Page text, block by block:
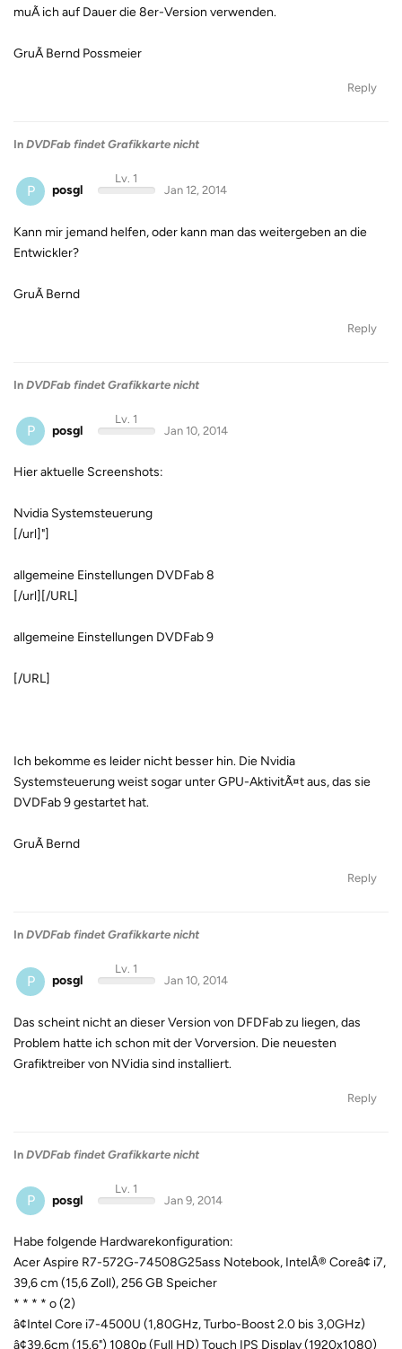
muÃ ich auf Dauer die 8er-Version verwenden.
GruÃ Bernd Possmeier
Reply
In DVDFab findet Grafikkarte nicht
P posgl
Lv. 1
Jan 12, 2014
Kann mir jemand helfen, oder kann man das weitergeben an die
Entwickler?
GruÃ Bernd
Reply
In DVDFab findet Grafikkarte nicht
P posgl
Lv. 1
Jan 10, 2014
Hier aktuelle Screenshots:
Nvidia Systemsteuerung
[/url]"]
allgemeine Einstellungen DVDFab 8
[/url][/URL]
allgemeine Einstellungen DVDFab 9
[/URL]
Ich bekomme es leider nicht besser hin. Die Nvidia
Systemsteuerung weist sogar unter GPU-AktivitÃ¤t aus, das sie
DVDFab 9 gestartet hat.
GruÃ Bernd
Reply
In DVDFab findet Grafikkarte nicht
P posgl
Lv. 1
Jan 10, 2014
Das scheint nicht an dieser Version von DFDFab zu liegen, das
Problem hatte ich schon mit der Vorversion. Die neuesten
Grafiktreiber von NVidia sind installiert.
Reply
In DVDFab findet Grafikkarte nicht
P posgl
Lv. 1
Jan 9, 2014
Habe folgende Hardwarekonfiguration:
Acer Aspire R7-572G-74508G25ass Notebook, IntelÂ® Coreâ¢ i7,
39,6 cm (15,6 Zoll), 256 GB Speicher
* * * * o (2)
â¢Intel Core i7-4500U (1,80GHz, Turbo-Boost 2.0 bis 3,0GHz)
â¢39.6cm (15.6") 1080p (Full HD) Touch IPS Display (1920x1080)